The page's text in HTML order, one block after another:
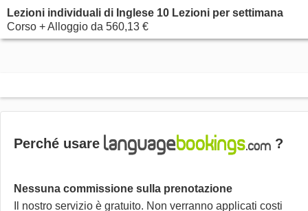
Lezioni individuali di Inglese 10 Lezioni per settimana
Corso + Alloggio da 560,13 €
Perché usare ?
Nessuna commissione sulla prenotazione
Il nostro servizio è gratuito. Non verranno applicati costi